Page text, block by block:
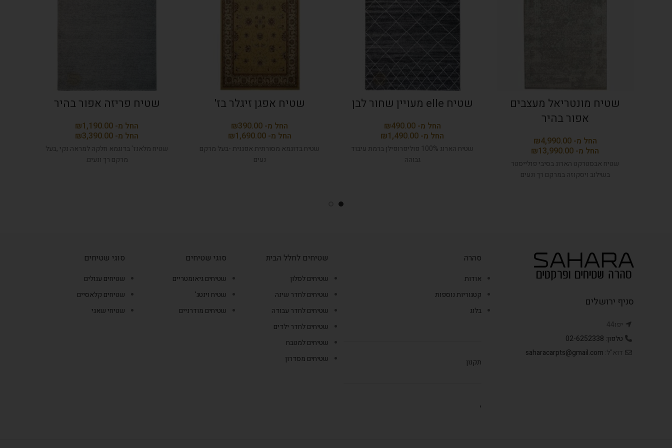
שטיח מונטריאל מעצבים
אפור בהיר
₪
₪
שטיח אבסטרקט הארוג בסיבי פולייסטר
בשילוב ויסקוזה במרקם רך ונעים
שטיח elle מעויין שחור לבן
₪
₪
שטיח הארוג 100% פוליפרופילן ברמת עיבוד
גבוהה
שטיח אפגן זיגלר בז'
₪
₪
שטיח בדוגמא מסורתית אפגנית -בעל מרקם
נעים
שטיח פריזה אפור בהיר
₪
₪
שטיח מלאנז' בדוגמא חלקה למראה נקי ,בעל
מרקם רך ונעים.
סניף ירושלים
יפו44
טלפון: 02-6252338
דוא"ל: saharacarpts@gmail.com
סהרה
אודות
קטגוריות נוספות
בלוג
תקנון
,
שטיחים לחלל הבית
שטיחים לסלון
שטיחים לחדר שינה
שטיחים לחדר עבודה
שטיחים לחדר ילדים
שטיחים למטבח
שטיחים מסדרון
סוגי שטיחים
שטיחים גיאומטריים
שטיח וינטג'
שטיחים מודרניים
סוגי שטיחים
שטיחים עגולים
שטיחים קלאסיים
שטיחי שאגי